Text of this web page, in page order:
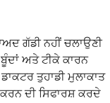
ਗੱਡੀ ਨਹੀਂ ਚਲਾਉਣੀ
ਅਤੇ ਟੀਕੇ ਕਾਰਨ
ਤੁਹਾਡੀ ਮੁਲਾਕਾਤ
ਦੀ ਸਿਫਾਰਸ਼ ਕਰਦੇ